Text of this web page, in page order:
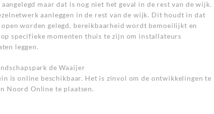
maar dat is nog niet het geval in de rest van de wijk.
aanleggen in de rest van de wijk. Dit houdt in dat
worden gelegd, bereikbaarheid wordt bemoeilijkt en
specifieke momenten thuis te zijn om installateurs
leggen.
de Waaijer
is online beschikbaar. Het is zinvol om de ontwikkelingen te
Noord Online te plaatsen.